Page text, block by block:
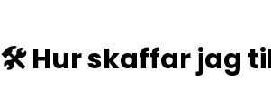
🛠️ Hur skaffar jag